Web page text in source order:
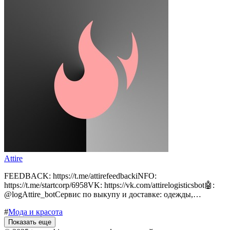
Attire
FEEDBACK: https://t.me/attirefeedbackiNFO:
https://t.me/startcorp/6958VK: https://vk.com/attirelogisticsbot🤖:
@logAttire_botСервис по выкупу и доставке: одежды,…
#Мода и красота
Показать еще